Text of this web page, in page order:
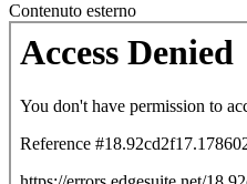
Contenuto esterno